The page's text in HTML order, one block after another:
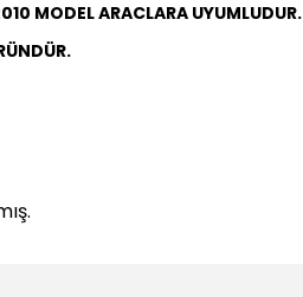
MODEL ARACLARA UYUMLUDUR.